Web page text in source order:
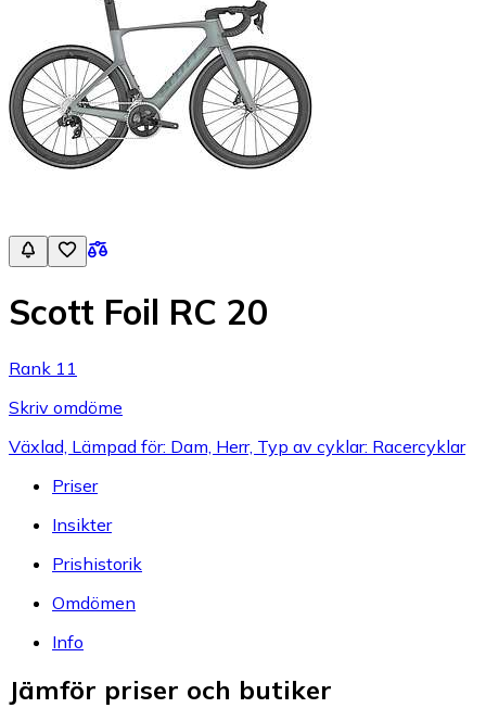
Scott Foil RC 20
Rank 11
Skriv omdöme
Växlad, Lämpad för: Dam, Herr, Typ av cyklar: Racercyklar
Priser
Insikter
Prishistorik
Omdömen
Info
Jämför priser och butiker